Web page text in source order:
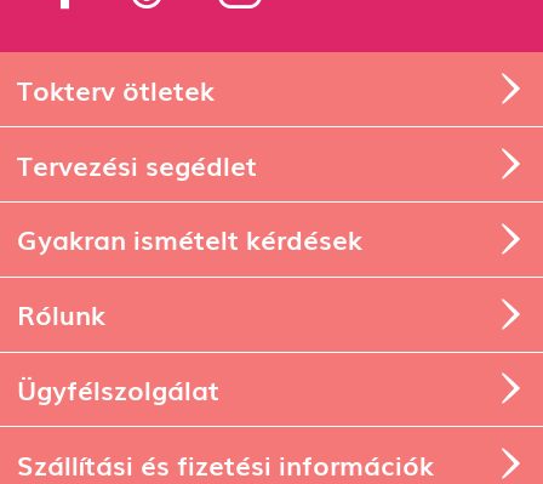
Tokterv ötletek
Tervezési segédlet
Gyakran ismételt kérdések
Rólunk
Ügyfélszolgálat
Szállítási és fizetési információk